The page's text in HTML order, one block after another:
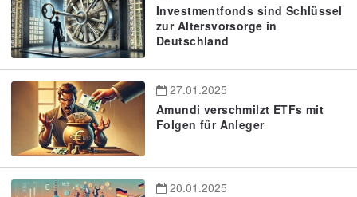
Investmentfonds sind Schlüssel
zur Altersvorsorge in
Deutschland
27.01.2025
Amundi verschmilzt ETFs mit
Folgen für Anleger
20.01.2025